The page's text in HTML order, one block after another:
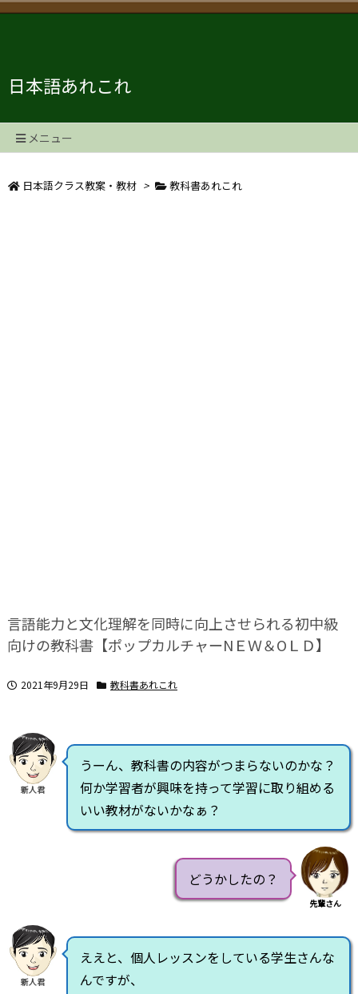
日本語あれこれ
メニュー
日本語クラス教案・教材 > 教科書あれこれ
言語能力と文化理解を同時に向上させられる初中級
向けの教科書【ポップカルチャーNＥＷ＆OＬＤ】
2021年9月29日 教科書あれこれ
新人君
うーん、教科書の内容がつまらないのかな？
何か学習者が興味を持って学習に取り組める
いい教材がないかなぁ？
どうかしたの？
先輩さん
新人君
ええと、個人レッスンをしている学生さんな
んですが、